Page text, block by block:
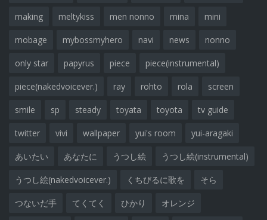
making meltykiss men nonno mina mini
mobage mybossmyhero navi news nonno
only star papyrus piece piece(instrumental)
piece(nakedvoicever.) ray rohto rola screen
smile sp steady toyata toyota tv guide
twitter vivi wallpaper yui's room yui-aragaki
あいたい あなたに うつし絵 うつし絵(instrumental)
うつし絵(nakedvoicever.) くちびるに歌を そら
つないだ手 てくてく ひかり オレンジ